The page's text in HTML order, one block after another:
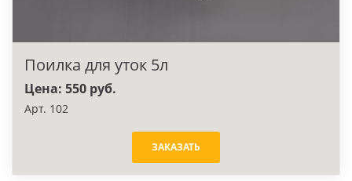
Поилка для уток 5л
Цена: 550 руб.
Арт. 102
ЗАКАЗАТЬ